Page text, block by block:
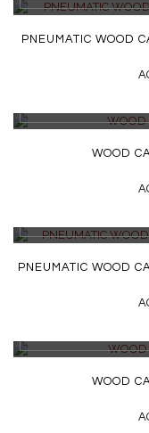
PNEUMATIC WOOD
WOOD
PNEUMATIC WOOD
WOOD